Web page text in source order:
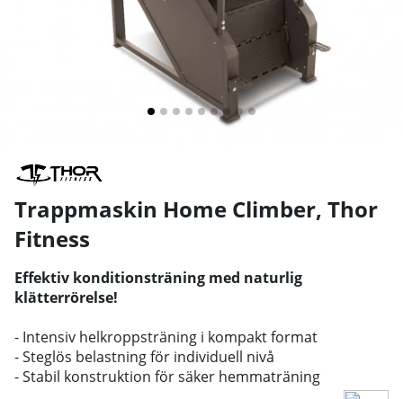
Trappmaskin Home Climber, Thor
Fitness
Effektiv konditionsträning med naturlig
klätterrörelse!
- Intensiv helkroppsträning i kompakt format
- Steglös belastning för individuell nivå
- Stabil konstruktion för säker hemmaträning